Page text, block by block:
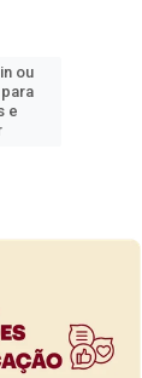
ou
e